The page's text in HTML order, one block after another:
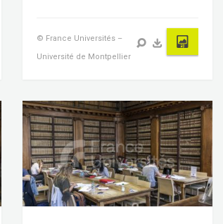
© France Universités –
Université de Montpellier